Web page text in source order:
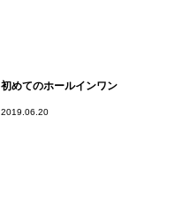
初めてのホールインワン
2019.06.20